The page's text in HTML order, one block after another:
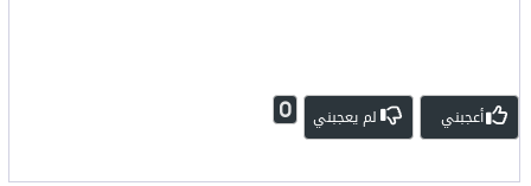
أعجبني لم يعجبني 0